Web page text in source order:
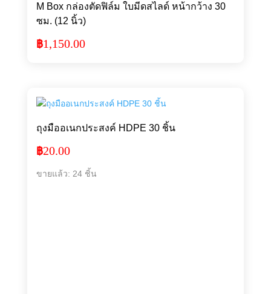
M Box กล่องตัดฟิล์ม ใบมีดสไลด์ หน้ากว้าง 30
ซม. (12 นิ้ว)
฿1,150.00
ถุงมืออเนกประสงค์ HDPE 30 ชิ้น
฿20.00
ขายแล้ว: 24 ชิ้น